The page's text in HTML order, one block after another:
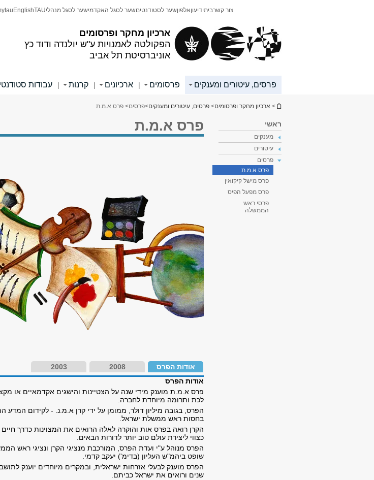
ארכיון מחקר ופרסומים
הפקולטה לאמנויות ע"ש יולנדה ודוד כץ
אוניברסיטת תל אביב
צור קשרביתידיעוןאלפוןשער לסטודנטיםשער לסגל האקדמישער לסגל מנהליTAU
English
פרסים, עיטורים ומענקים פרסומים | ארכיונים | קרנות | עבודות
הינך נמצא כאן
> ארכיון מחקר ופרסומים> פרסים, עיטורים ומענקים>פרסים> פרס א.מ.ת
ראשי
מענקים
עיטורים
פרסים
פרס א.מ.ת
פרס מישל קיקואין
פרס מפעל הפיס
פרסי ראש
הממשלה
פרס א.מ.ת
אודות הפרס 2008
2003
אודות הפרס
פרס א.מ.ת מוענק מידי שנה על הצטיינות והישגים אקדמאיים או
לכת ותרומה מיוחדת לחברה.
הפרס, בגובה מיליון דולר, ממומן על ידי קרן א.מ.נ. - לקידום המדע
בחסות ראש ממשלת ישראל.
הקרן רואה בפרס אות והוקרה לאלה הרואים את המצוינות כדרך חיים
כצווי ליצירת עולם טוב יותר לדורות הבאים.
הפרס מנוהל ע"י ועדת הפרס, המורכבת מנציגי הקרן ונציגי ראש
שופט ביהמ"ש העליון (בדימ') יעקב קדמי.
הפרס מוענק לבעלי אזרחות ישראלית, ובמקרים מיוחדים יוענק
שנים ורואים את ישראל כביתם